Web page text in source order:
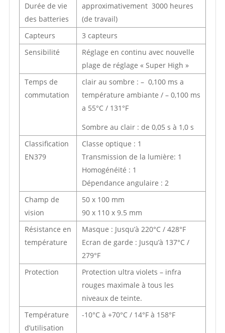
Durée de vie
des batteries
approximativement 3000 heures
(de travail)
Capteurs
3 capteurs
Sensibilité
Réglage en continu avec nouvelle
plage de réglage « Super High »
Temps de
commutation
clair au sombre : – 0,100 ms a
température ambiante / – 0,100 ms
a 55°C / 131°F
Sombre au clair : de 0,05 s à 1,0 s
Classification
EN379
Classe optique : 1
Transmission de la lumière: 1
Homogénéité : 1
Dépendance angulaire : 2
Champ de
vision
50 x 100 mm
90 x 110 x 9.5 mm
Résistance en
température
Masque : Jusqu’à 220°C / 428°F
Ecran de garde : Jusqu’à 137°C /
279°F
Protection
Protection ultra violets – infra
rouges maximale à tous les
niveaux de teinte.
Température
d’utilisation
-10°C à +70°C / 14°F à 158°F